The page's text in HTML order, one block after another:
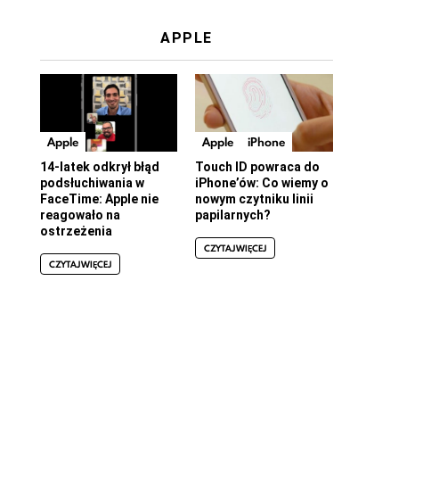
APPLE
Apple
14-latek odkrył błąd
podsłuchiwania w
FaceTime: Apple nie
reagowało na
ostrzeżenia
CZYTAJ WIĘCEJ
Apple iPhone
Touch ID powraca do
iPhone’ów: Co wiemy o
nowym czytniku linii
papilarnych?
CZYTAJ WIĘCEJ